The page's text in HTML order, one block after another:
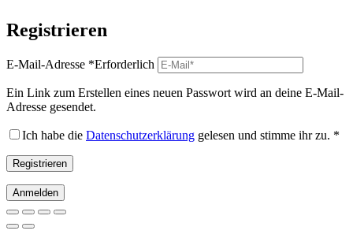
Registrieren
E-Mail-Adresse *Erforderlich
Ein Link zum Erstellen eines neuen Passwort wird an deine E-Mail-
Adresse gesendet.
Ich habe die Datenschutzerklärung gelesen und stimme ihr zu. *
Registrieren
Anmelden